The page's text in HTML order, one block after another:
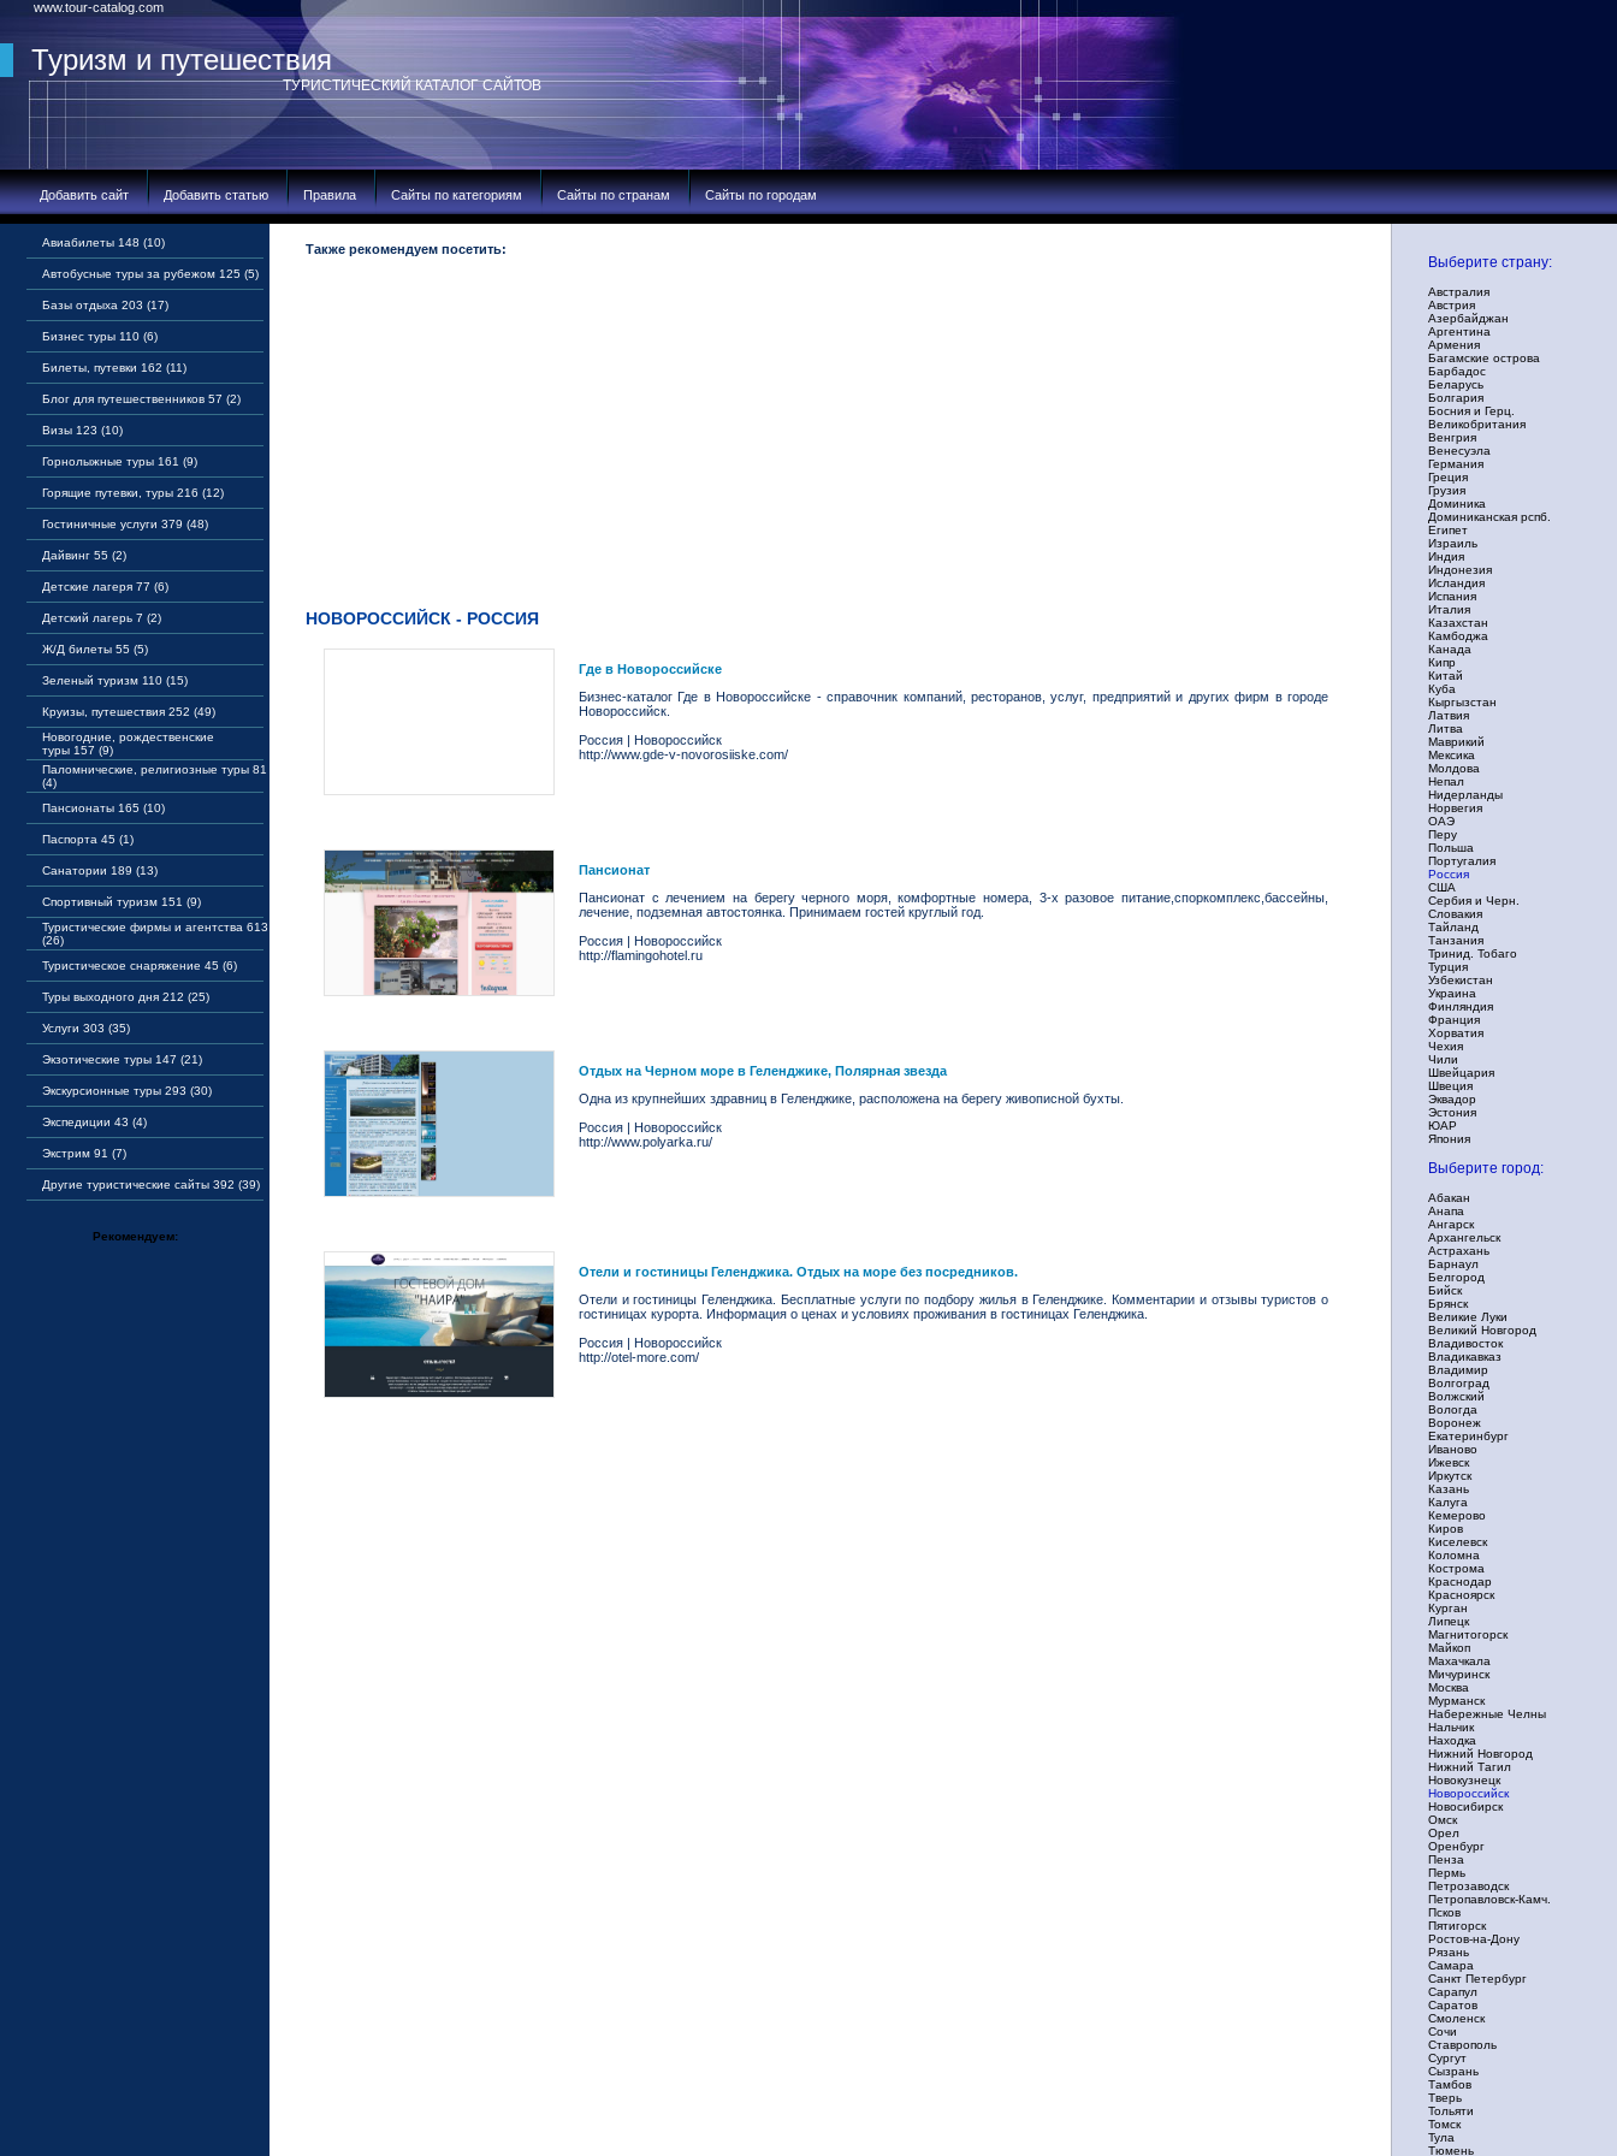
www.tour-catalog.com
Туризм и путешествия
ТУРИСТИЧЕСКИЙ КАТАЛОГ САЙТОВ
Добавить сайт Добавить статью Правила Сайты по категориям Сайты по странам Сайты по городам
Авиабилеты 148 (10)
Автобусные туры за рубежом 125 (5)
Базы отдыха 203 (17)
Бизнес туры 110 (6)
Билеты, путевки 162 (11)
Блог для путешественников 57 (2)
Визы 123 (10)
Горнолыжные туры 161 (9)
Горящие путевки, туры 216 (12)
Гостиничные услуги 379 (48)
Дайвинг 55 (2)
Детские лагеря 77 (6)
Детский лагерь 7 (2)
Ж/Д билеты 55 (5)
Зеленый туризм 110 (15)
Круизы, путешествия 252 (49)
Новогодние, рождественские
туры 157 (9)
Паломнические, религиозные туры 81
(4)
Пансионаты 165 (10)
Паспорта 45 (1)
Санатории 189 (13)
Спортивный туризм 151 (9)
Туристические фирмы и агентства 613
(26)
Туристическое снаряжение 45 (6)
Туры выходного дня 212 (25)
Услуги 303 (35)
Экзотические туры 147 (21)
Экскурсионные туры 293 (30)
Экспедиции 43 (4)
Экстрим 91 (7)
Другие туристические сайты 392 (39)
Рекомендуем:
Также рекомендуем посетить:
НОВОРОССИЙСК - РОССИЯ
Где в Новороссийске
Бизнес-каталог Где в Новороссийске - справочник компаний, ресторанов, услуг, предприятий и других фирм в городе
Новороссийск.
Россия | Новороссийск
http://www.gde-v-novorosiiske.com/
Пансионат
Пансионат с лечением на берегу черного моря, комфортные номера, 3-х разовое питание,споркомплекс,бассейны,
лечение, подземная автостоянка. Принимаем гостей круглый год.
Россия | Новороссийск
http://flamingohotel.ru
Отдых на Черном море в Геленджике, Полярная звезда
Одна из крупнейших здравниц в Геленджике, расположена на берегу живописной бухты.
Россия | Новороссийск
http://www.polyarka.ru/
Отели и гостиницы Геленджика. Отдых на море без посредников.
Отели и гостиницы Геленджика. Бесплатные услуги по подбору жилья в Геленджике. Комментарии и отзывы туристов о
гостиницах курорта. Информация о ценах и условиях проживания в гостиницах Геленджика.
Россия | Новороссийск
http://otel-more.com/
Выберите страну:
Австралия
Австрия
Азербайджан
Аргентина
Армения
Багамские острова
Барбадос
Беларусь
Болгария
Босния и Герц.
Великобритания
Венгрия
Венесуэла
Германия
Греция
Грузия
Доминика
Доминиканская рспб.
Египет
Израиль
Индия
Индонезия
Исландия
Испания
Италия
Казахстан
Камбоджа
Канада
Кипр
Китай
Куба
Кыргызстан
Латвия
Литва
Маврикий
Мексика
Молдова
Непал
Нидерланды
Норвегия
ОАЭ
Перу
Польша
Португалия
Россия
США
Сербия и Черн.
Словакия
Тайланд
Танзания
Тринид. Тобаго
Турция
Узбекистан
Украина
Финляндия
Франция
Хорватия
Чехия
Чили
Швейцария
Швеция
Эквадор
Эстония
ЮАР
Япония
Выберите город:
Абакан
Анапа
Ангарск
Архангельск
Астрахань
Барнаул
Белгород
Бийск
Брянск
Великие Луки
Великий Новгород
Владивосток
Владикавказ
Владимир
Волгоград
Волжский
Вологда
Воронеж
Екатеринбург
Иваново
Ижевск
Иркутск
Казань
Калуга
Кемерово
Киров
Киселевск
Коломна
Кострома
Краснодар
Красноярск
Курган
Липецк
Магнитогорск
Майкоп
Махачкала
Мичуринск
Москва
Мурманск
Набережные Челны
Нальчик
Находка
Нижний Новгород
Нижний Тагил
Новокузнецк
Новороссийск
Новосибирск
Омск
Орел
Оренбург
Пенза
Пермь
Петрозаводск
Петропавловск-Камч.
Псков
Пятигорск
Ростов-на-Дону
Рязань
Самара
Санкт Петербург
Сарапул
Саратов
Смоленск
Сочи
Ставрополь
Сургут
Сызрань
Тамбов
Тверь
Тольяти
Томск
Тула
Тюмень